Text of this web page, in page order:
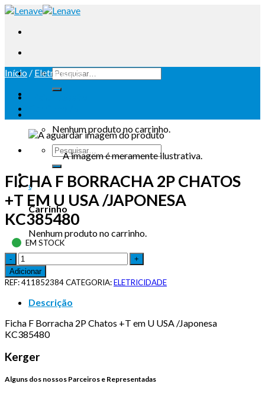
Nenhum produto no carrinho.
0
Carrinho
Nenhum produto no carrinho.
Início / Eletricidade
A imagem é meramente ilustrativa.
FICHA F BORRACHA 2P CHATOS
+T EM U USA /JAPONESA
KC385480
EM STOCK
Adicionar
REF:411852384CATEGORIA:ELETRICIDADE
Descrição
Ficha F Borracha 2P Chatos +T em U USA /Japonesa
KC385480
Kerger
Alguns dos nossos Parceiros e Representadas